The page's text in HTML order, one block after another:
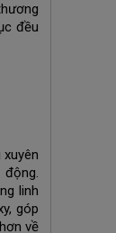
đều
linh
góp
về